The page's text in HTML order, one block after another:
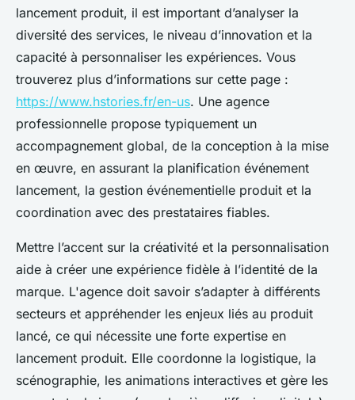
lancement produit, il est important d’analyser la
diversité des services, le niveau d’innovation et la
capacité à personnaliser les expériences. Vous
trouverez plus d’informations sur cette page :
https://www.hstories.fr/en-us. Une agence
professionnelle propose typiquement un
accompagnement global, de la conception à la mise
en œuvre, en assurant la planification événement
lancement, la gestion événementielle produit et la
coordination avec des prestataires fiables.
Mettre l’accent sur la créativité et la personnalisation
aide à créer une expérience fidèle à l’identité de la
marque. L'agence doit savoir s’adapter à différents
secteurs et appréhender les enjeux liés au produit
lancé, ce qui nécessite une forte expertise en
lancement produit. Elle coordonne la logistique, la
scénographie, les animations interactives et gère les